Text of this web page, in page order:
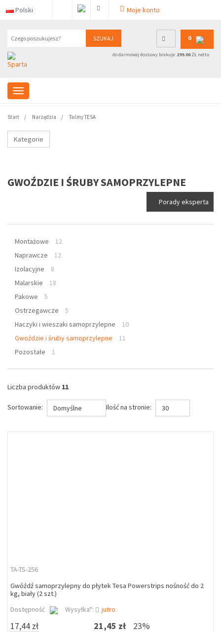
Polski Moje konto
SZUKAJ 0
do darmowej dostawy brakuje: 299.00ZŁ netto
Start Narzędzia Taśmy TESA
Kategorie
GWOŹDZIE I ŚRUBY SAMOPRZYLEPNE
Porady eksperta
Montażowe
12
Naprawcze
12
Izolacyjne
8
Malarskie
18
Pakowe
5
Ostrzegawcze
5
Haczyki i wieszaki samoprzylepne
10
Gwoździe i śruby samoprzylepne
11
Pozostałe
1
Liczba produktów 11
Sortowanie: Domyślne Ilość na stronie: 30
TA-TS-256
Gwóźdź samoprzylepny do płytek Tesa Powerstrips nośność do 2
kg, biały (2 szt.)
Dostępność
Wysyłka*: jutro
17,44 zł 21,45 zł 23%